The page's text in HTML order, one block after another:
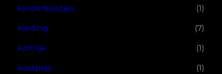
kinderfeestjes (1)
kleding (7)
kortrijk (1)
kostprijs (1)